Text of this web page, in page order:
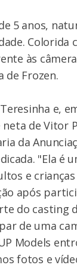
5 anos,
Colorida
às
de Frozen.
e,
neta de Vitor
da
"Ela é
e
após
do casting
de uma
Models
fotos e